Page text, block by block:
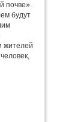
почве».
будут
жителей